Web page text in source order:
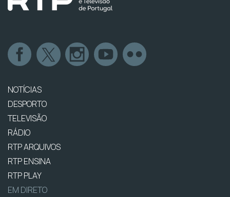
NOTÍCIAS
DESPORTO
TELEVISÃO
RÁDIO
RTP ARQUIVOS
RTP ENSINA
RTP PLAY
EM DIRETO